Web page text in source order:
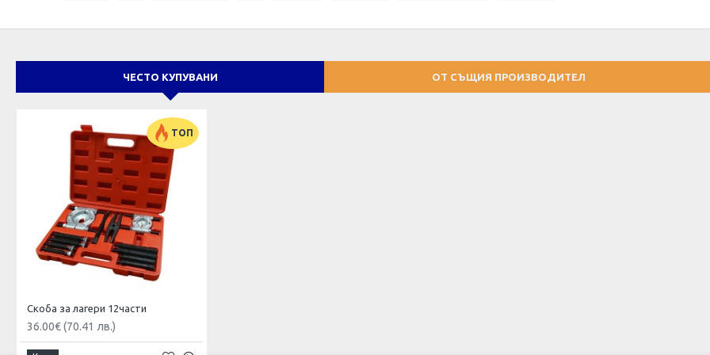
ЧЕСТО КУПУВАНИ ОТ СЪЩИЯ ПРОИЗВОДИТЕЛ
ТОП
Скоба за лагери 12части
36.00€ (70.41 лв.)